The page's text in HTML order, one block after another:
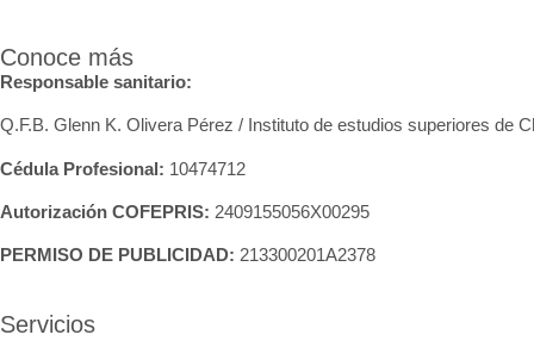
Conoce más
Responsable sanitario:
Q.F.B. Glenn K. Olivera Pérez / Instituto de estudios superiores de
Cédula Profesional: 10474712
Autorización COFEPRIS: 2409155056X00295
PERMISO DE PUBLICIDAD: 213300201A2378
Servicios